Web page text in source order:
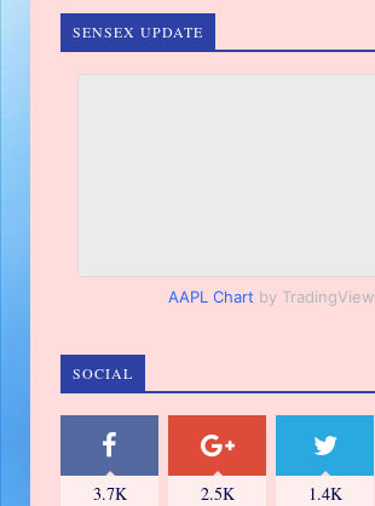
SENSEX UPDATE
AAPL Chart by TradingView
SOCIAL
3.7K 2.5K 1.4K